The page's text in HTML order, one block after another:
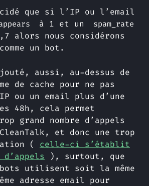
que si l’IP ou l’email
à 1 et un spam_rate
alors nous considérons
un bot.
aussi, au-dessus de
de cache pour ne pas
IP ou un email plus d’une
48h, cela permet
grand nombre d’appels
et donc une trop
( celle-ci s’établit
), surtout, que
utilisent soit la même
adresse email pour